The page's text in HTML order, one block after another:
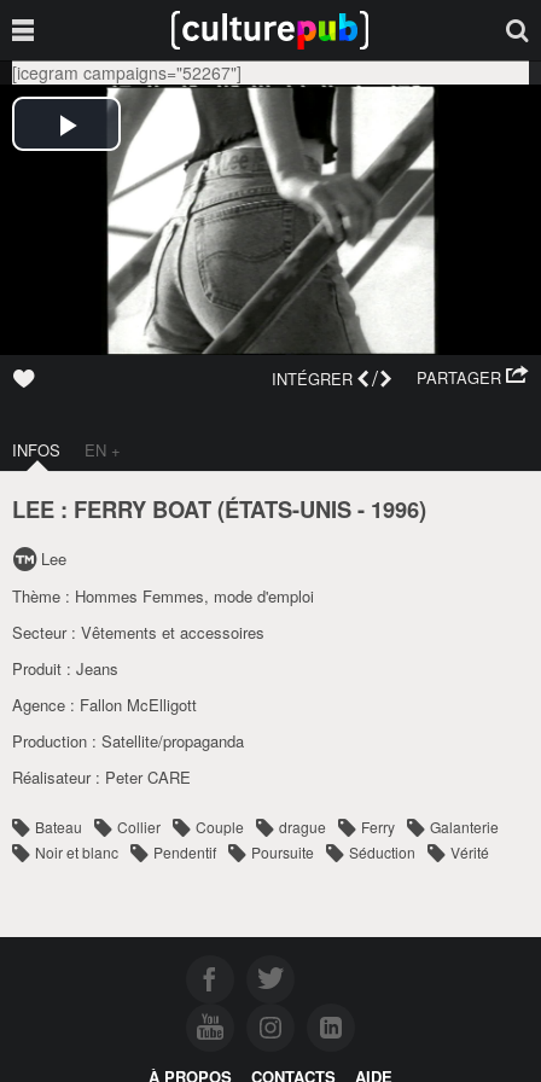
[icegram campaigns="52267"]
PARTAGER
INTÉGRER /
INFOS EN +
LEE : FERRY BOAT (ÉTATS-UNIS- 1996)
Lee
Thème : Hommes Femmes, mode d'emploi
Secteur : Vêtements et accessoires
Produit : Jeans
Agence : Fallon McElligott
Production : Satellite/propaganda
Réalisateur : Peter CARE
Bateau Collier Couple drague Ferry
Galanterie
Noir et blanc
Pendentif Poursuite Séduction Vérité
À PROPOS CONTACTS AIDE